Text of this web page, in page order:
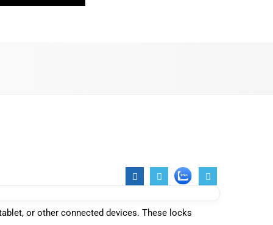
or other connected devices. These locks